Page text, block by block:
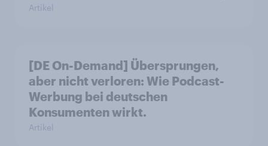
Artikel
[DE On-Demand] Übersprungen,
aber nicht verloren: Wie Podcast-
Werbung bei deutschen
Konsumenten wirkt.
Artikel